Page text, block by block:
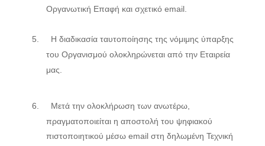
Οργανωτική Επαφή και σχετικό email
5. H διαδικασία ταυτοποίησης της νόμιμης ύπαρξης
του Οργανισμού ολοκληρώνεται από την Εταιρεία
μας.
6.
Μετά την ολοκλήρωση των ανωτέρω,
πραγματοποιείται η αποστολή του ψηφιακού
πιστοποιητικού μέσω email στη δηλωμένη Τεχνική